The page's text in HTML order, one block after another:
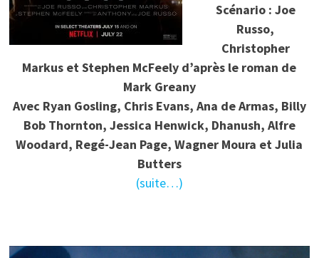
Scénario : Joe
Russo,
Christopher
Markus et Stephen McFeely d’après le roman de
Mark Greany
Avec Ryan Gosling, Chris Evans, Ana de Armas, Billy
Bob Thornton, Jessica Henwick, Dhanush, Alfre
Woodard, Regé-Jean Page, Wagner Moura et Julia
Butters
(suite…)